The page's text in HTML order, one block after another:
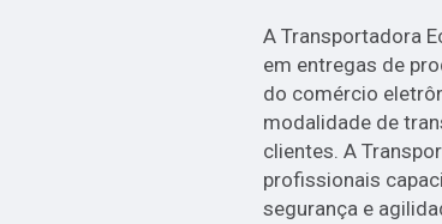
A Transportadora
em entregas de
do comércio
modalidade de
clientes. A
profissionais
segurança e